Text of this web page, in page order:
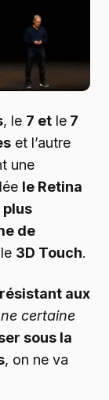
, le 7 et le 7
et l’autre
une
le Retina
plus
de
3D Touch.
résistant aux
certaine
sous la
, on ne va